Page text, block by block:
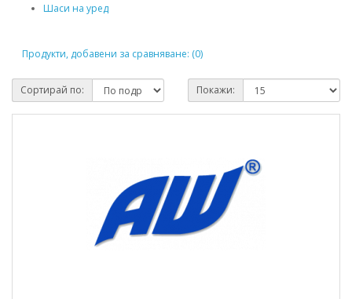
Шаси на уред
Продукти, добавени за сравняване: (0)
Сортирай по: Покажи: